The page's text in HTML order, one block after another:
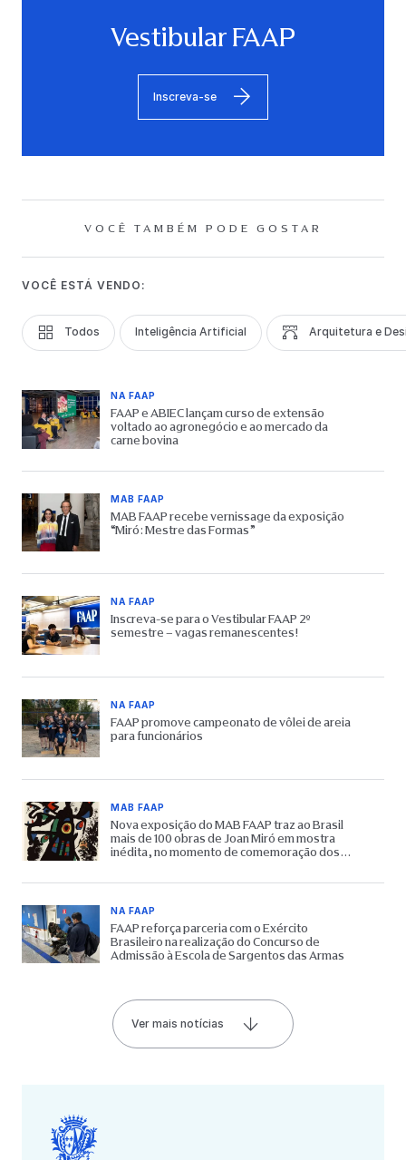
Vestibular FAAP
Inscreva-se
VOCÊ TAMBÉM PODE GOSTAR
VOCÊ ESTÁ VENDO:
Todos Inteligência Artificial Arquitetura e
NA FAAP
FAAP e ABIEC lançam curso de extensão
voltado ao agronegócio e ao mercado da
carne bovina
MAB FAAP
MAB FAAP recebe vernissage da exposição
“Miró: Mestre das Formas”
NA FAAP
Inscreva-se para o Vestibular FAAP 2º
semestre – vagas remanescentes!
NA FAAP
FAAP promove campeonato de vôlei de areia
para funcionários
MAB FAAP
Nova exposição do MAB FAAP traz ao Brasil
mais de 100 obras de Joan Miró em mostra
inédita, no momento de comemoração dos
NA FAAP
FAAP reforça parceria com o Exército
Brasileiro na realização do Concurso de
Admissão à Escola de Sargentos das Armas
Ver mais notícias